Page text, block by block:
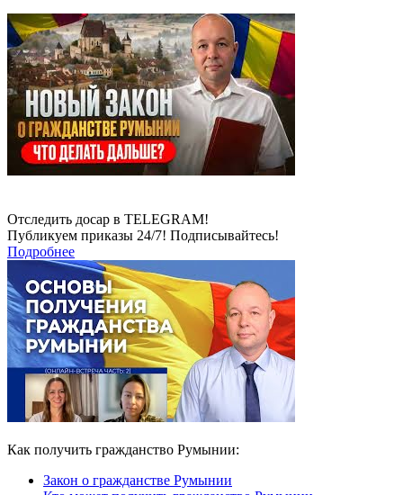
Отследить досар в TELEGRAM!
Публикуем приказы 24/7! Подписывайтесь!
Подробнее
Как получить гражданство Румынии:
Закон о гражданстве Румынии